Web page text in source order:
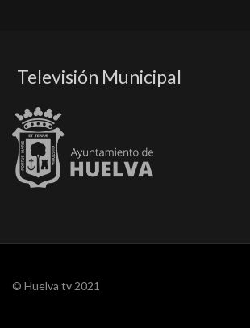
Televisión Municipal
© Huelva tv 2021